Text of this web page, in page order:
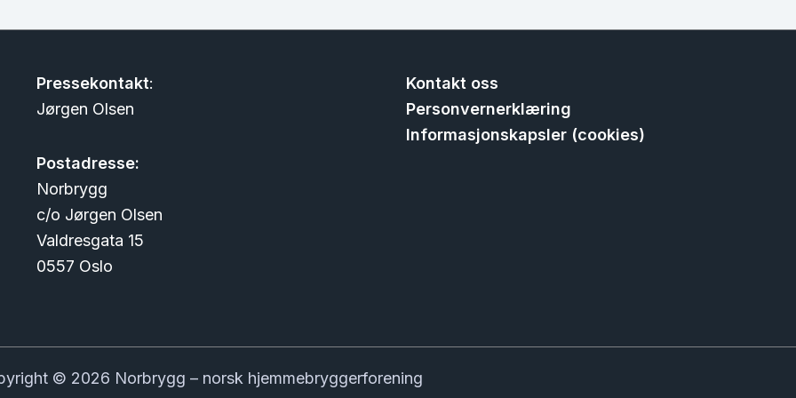
Pressekontakt:
Jørgen Olsen
Postadresse:
Norbrygg
c/o Jørgen Olsen
Valdresgata 15
0557 Oslo
Kontakt oss
Personvernerklæring
Informasjonskapsler (cookies)
© 2026 Norbrygg – norsk hjemmebryggerforening